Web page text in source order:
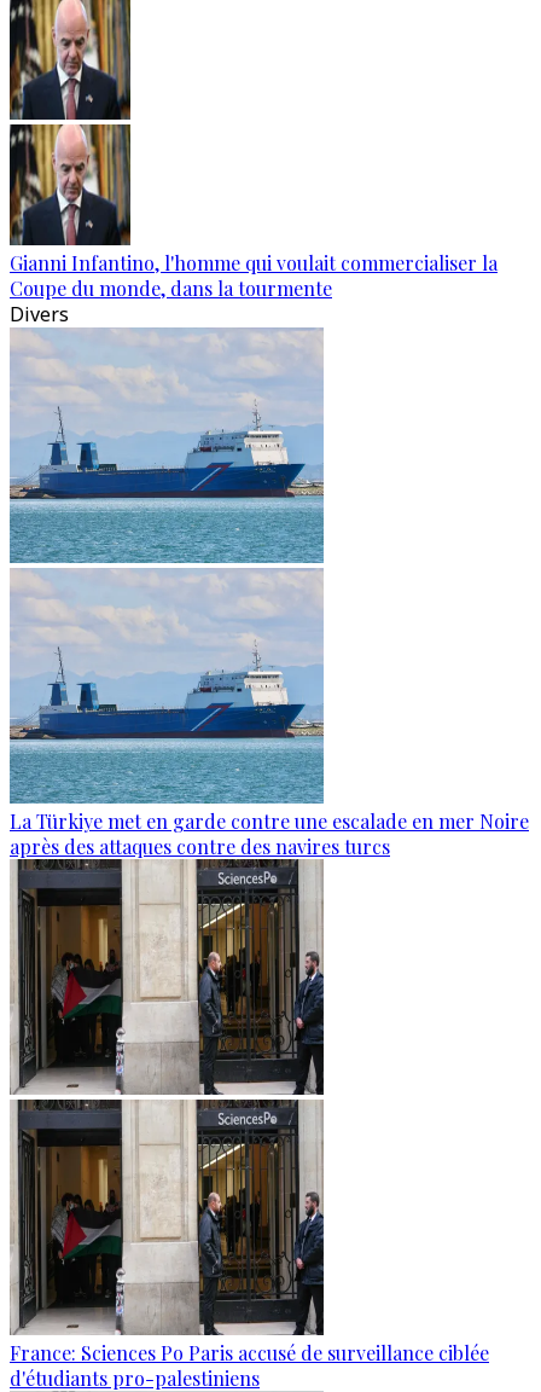
Gianni Infantino, l'homme qui voulait commercialiser la
Coupe du monde, dans la tourmente
Divers
La Türkiye met en garde contre une escalade en mer Noire
après des attaques contre des navires turcs
France: Sciences Po Paris accusé de surveillance ciblée
d'étudiants pro-palestiniens